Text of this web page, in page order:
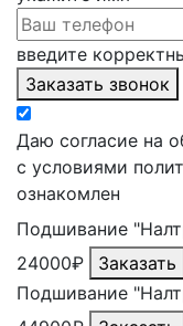
введите
Заказать звонок
Даю согласие на
с условиями
ознакомлен
Подшивание
24000₽
Заказать
Подшивание